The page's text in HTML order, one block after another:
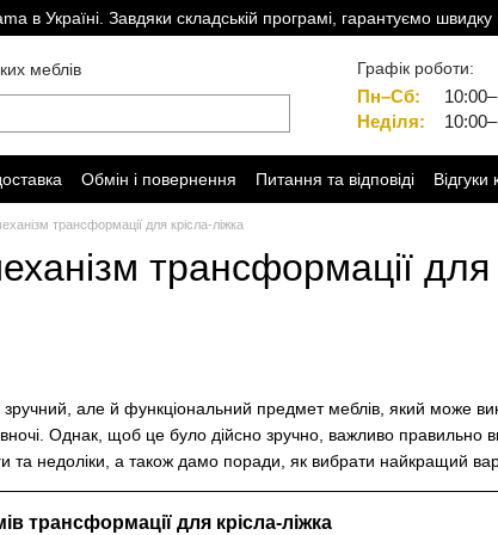
в Україні. Завдяки складській програмі, гарантуємо швидку
меблів
Графік роботи:
Пн–Сб:
Неділя:
Обмін і повернення Питання та відповіді Відгуки
трансформації для крісла-ліжка
трансформації
але й функціональний предмет меблів, який може
Однак, щоб це було дійсно зручно, важливо правильно
та недоліки, а також дамо поради, як вибрати найкращий
трансформації для крісла-ліжка